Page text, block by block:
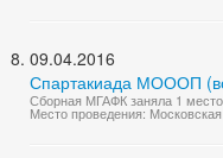
09.04.2016
Спартакиада МОООП
Сборная МГАФК заняла 1
Место проведения: